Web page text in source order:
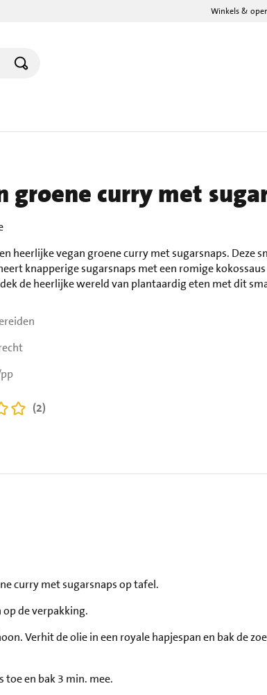
Winkels &
groene curry met
heerlijke vegan groene curry met sugarsnaps. Deze
knapperige sugarsnaps met een romige kokossaus
de heerlijke wereld van plantaardig eten met dit
(2)
curry met sugarsnaps op tafel.
de verpakking.
Verhit de olie in een royale hapjespan en bak de
toe en bak 3 min. mee.